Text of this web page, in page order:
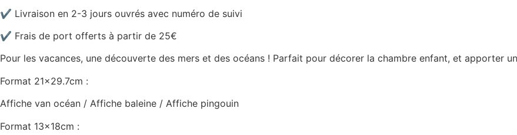
5✔ Livraison en 2-3 jours ouvrés avec numéro de suivi
✔ Frais de port offerts à partir de 25€
Pour les vacances, une découverte des mers et des océans ! Parfait pour décorer la chambre enfant, et apporter
Format 21×29.7cm :
Affiche van océan / Affiche baleine / Affiche pingouin
Format 13x18cm :